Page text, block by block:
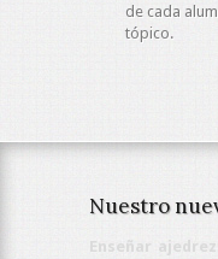
de cada
tópico.
Nuestro
Enseñar